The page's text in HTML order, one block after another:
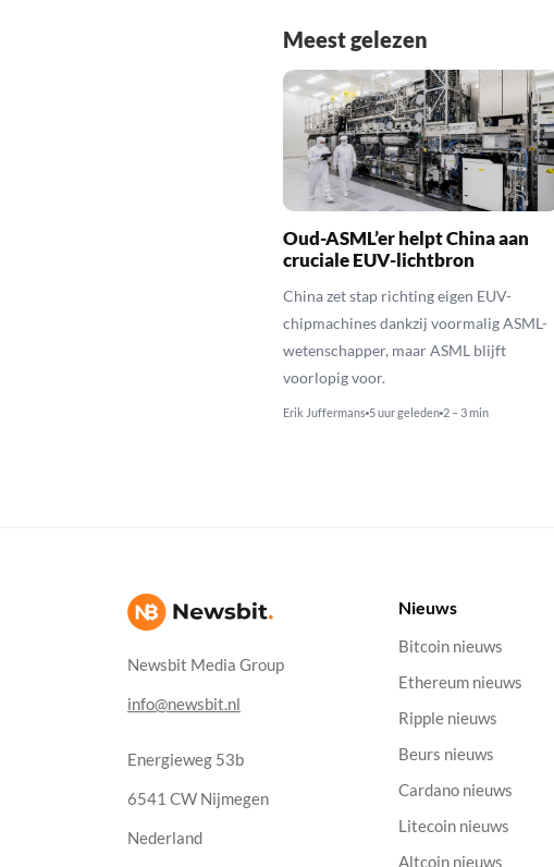
Meest gelezen
Oud-ASML’er helpt China aan
cruciale EUV-lichtbron
China zet stap richting eigen EUV-
chipmachines dankzij voormalig ASML-
wetenschapper, maar ASML blijft
voorlopig voor.
Erik Juffermans 5 uur geleden 2 – 3 min
Newsbit Media Group
info@newsbit.nl
Energieweg 53b
6541 CW Nijmegen
Nederland
Nieuws
Bitcoin nieuws
Ethereum nieuws
Ripple nieuws
Beurs nieuws
Cardano nieuws
Litecoin nieuws
Altcoin nieuws